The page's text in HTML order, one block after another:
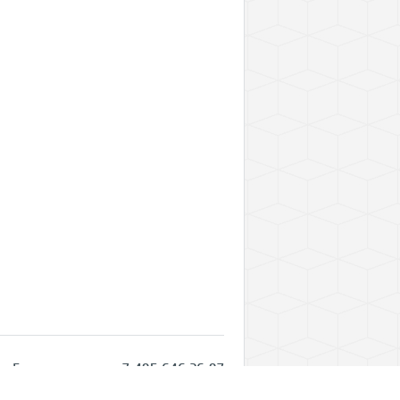
Горячая линия: +7 495 646 26 97